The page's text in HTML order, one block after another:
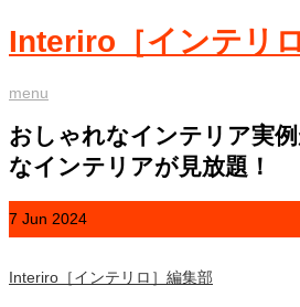
Interiro［インテリロ
menu
おしゃれなインテリア実
なインテリアが見放題！
7 Jun 2024
Interiro［インテリロ］編集部